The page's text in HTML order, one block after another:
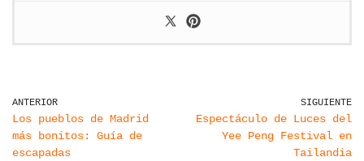
ANTERIOR
Los pueblos de Madrid
más bonitos: Guía de
escapadas
SIGUIENTE
Espectáculo de Luces del
Yee Peng Festival en
Tailandia